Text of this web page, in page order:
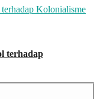
terhadap